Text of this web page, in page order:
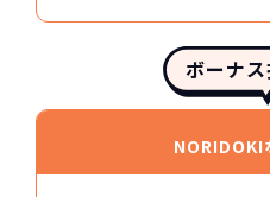
ボーナス
NORIDOKI